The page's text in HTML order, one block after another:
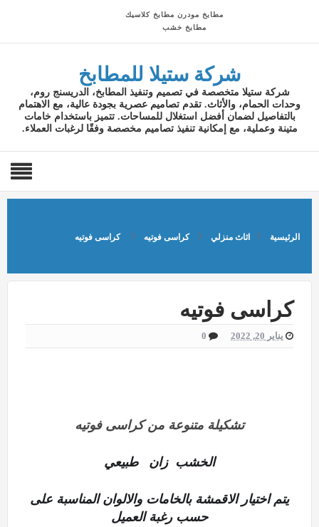
مطابخ مودرن مطابخ كلاسيك
مطابخ خشب
شركة ستيلا للمطابخ
شركة ستيلا متخصصة في تصميم وتنفيذ المطابخ، الدريسنج روم،
وحدات الحمام، والأثاث. تقدم تصاميم عصرية بجودة عالية، مع الاهتمام
بالتفاصيل لضمان أفضل استغلال للمساحات. تتميز باستخدام خامات
متينة وعملية، مع إمكانية تنفيذ تصاميم مخصصة وفقًا لرغبات العملاء.
الرئيسية اثاث منزلي كراسى فوتيه كراسى فوتيه
كراسى فوتيه
يناير 20, 2022 0
تشكيلة متنوعة من كراسى فوتيه
الخشب زان طبيعي
يتم اختيار الاقمشة بالخامات والالوان المناسبة على
حسب رغبة العميل